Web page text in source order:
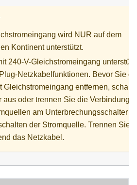
wird NUR auf dem
Kontinent unterstützt.
240-V-Gleichstromeingang
Netzkabelfunktionen. Bevor Sie
Gleichstromeingang entfernen,
aus oder trennen Sie die Verbindung
am Unterbrechungsschalter
der Stromquelle. Trennen Sie
das Netzkabel.